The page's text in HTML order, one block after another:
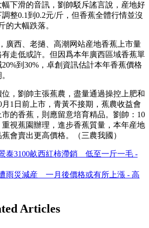
下滑的音訊，劉帥駁斥謠言說，産地好
整0.1到0.2元/斤，但香蕉全體行情並沒
的大幅跌落。
廣西、老撾、高潮网站産地香蕉上市量
走低或許。但因爲本年廣西區域香蕉單
到30%，卓創資訊估計本年香蕉價格
，劉帥主張蕉農，盡量通過操控上肥和
1日前上市，青黃不接期，蕉農收益會
的香蕉，則應留意培育精品。劉帥：10
視蕉園辦理，進步香蕉質量，本年産地
會賣出更高價格。（三農我國）
泰3100畝西紅柿滯銷 低至一斤一毛 -
雨災減産 一月後價格或有所上漲 - 高
Articles